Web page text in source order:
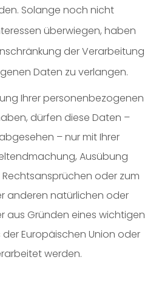
Solange noch nicht
überwiegen, haben
der Verarbeitung
Daten zu verlangen.
Ihrer personenbezogenen
dürfen diese Daten –
– nur mit Ihrer
Ausübung
oder zum
anderen natürlichen oder
aus Gründen eines wichtigen
Europäischen Union oder
werden.